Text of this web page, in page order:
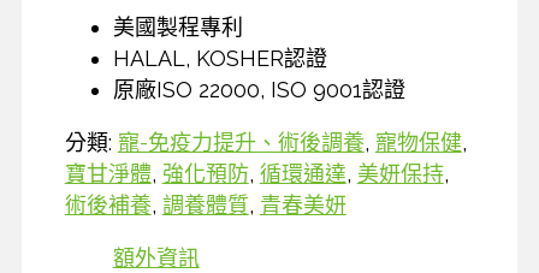
美國製程專利
HALAL, KOSHER認證
原廠ISO 22000, ISO 9001認證
分類: 寵-免疫力提升、術後調養, 寵物保健,
寶甘淨體, 強化預防, 循環通達, 美妍保持,
術後補養, 調養體質, 青春美妍
額外資訊